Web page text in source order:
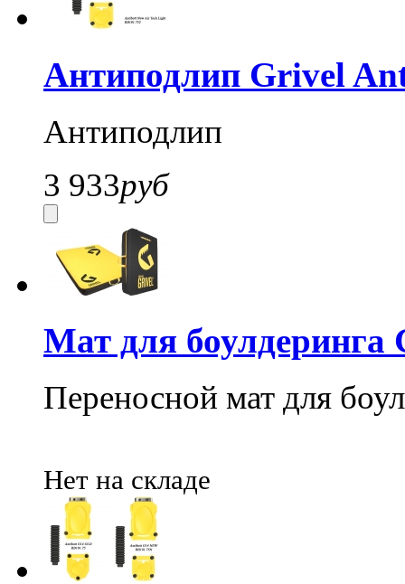
Антиподлип Grivel
Антиподлип
3 933руб
Мат для боулдеринга
Переносной мат для
Нет на складе